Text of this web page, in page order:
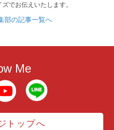
でお伝えいたします。
部の記事一覧へ
Me
トップへ